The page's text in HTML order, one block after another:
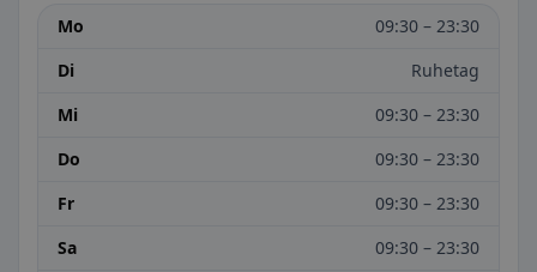
Mo
09:30 – 23:30
Di
Ruhetag
Mi
09:30 – 23:30
Do
09:30 – 23:30
Fr
09:30 – 23:30
Sa
09:30 – 23:30